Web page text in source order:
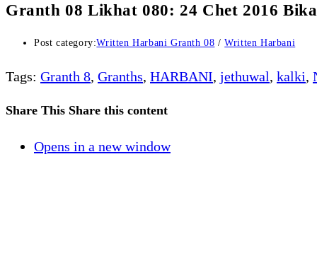
Granth 08 Likhat 080: 24 Chet 2016
Post category:Written Harbani Granth 08 / Written Harbani
Tags: Granth 8, Granths, HARBANI, jethuwal, kalki,
Share This Share this content
Opens in a new window